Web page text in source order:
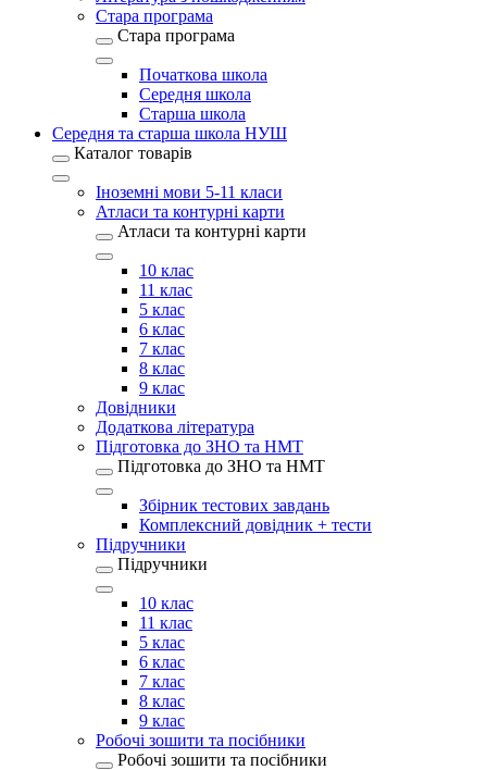
Стара програма
Стара програма
Початкова школа
Середня школа
Старша школа
Середня та старша школа НУШ
Каталог товарів
Іноземні мови 5-11 класи
Атласи та контурні карти
Атласи та контурні карти
10 клас
11 клас
5 клас
6 клас
7 клас
8 клас
9 клас
Довідники
Додаткова література
Підготовка до ЗНО та НМТ
Підготовка до ЗНО та НМТ
Збірник тестових завдань
Комплексний довідник + тести
Підручники
Підручники
10 клас
11 клас
5 клас
6 клас
7 клас
8 клас
9 клас
Робочі зошити та посібники
Робочі зошити та посібники